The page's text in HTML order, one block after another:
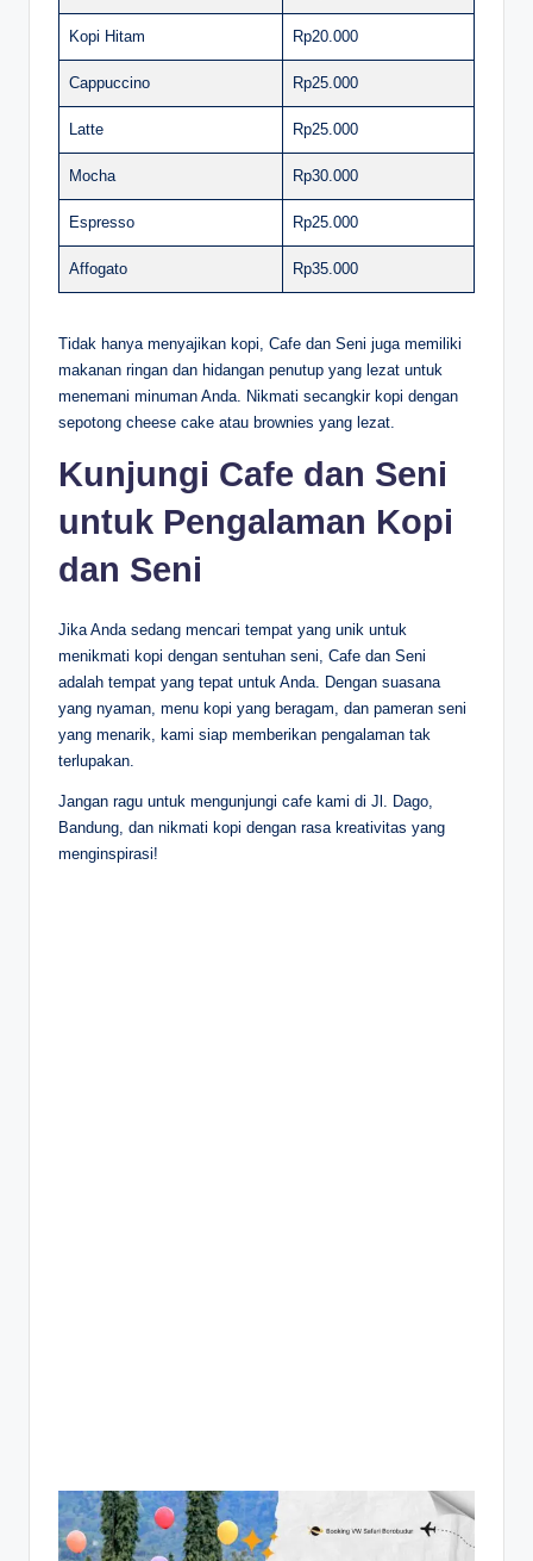
Kopi Hitam Rp20.000
Cappuccino Rp25.000
Latte Rp25.000
Mocha Rp30.000
Espresso Rp25.000
Affogato Rp35.000
Tidak hanya menyajikan kopi, Cafe dan Seni juga memiliki
makanan ringan dan hidangan penutup yang lezat untuk
menemani minuman Anda. Nikmati secangkir kopi dengan
sepotong cheese cake atau brownies yang lezat.
Kunjungi Cafe dan Seni
untuk Pengalaman Kopi
dan Seni
Jika Anda sedang mencari tempat yang unik untuk
menikmati kopi dengan sentuhan seni, Cafe dan Seni
adalah tempat yang tepat untuk Anda. Dengan suasana
yang nyaman, menu kopi yang beragam, dan pameran seni
yang menarik, kami siap memberikan pengalaman tak
terlupakan.
Jangan ragu untuk mengunjungi cafe kami di Jl. Dago,
Bandung, dan nikmati kopi dengan rasa kreativitas yang
menginspirasi!